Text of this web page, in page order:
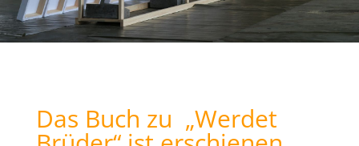
Das Buch zu „Werdet